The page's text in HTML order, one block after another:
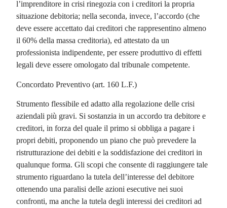
l’imprenditore in crisi rinegozia con i creditori la propria
situazione debitoria; nella seconda, invece, l’accordo (che
deve essere accettato dai creditori che rappresentino almeno
il 60% della massa creditoria), ed attestato da un
professionista indipendente, per essere produttivo di effetti
legali deve essere omologato dal tribunale competente.
Concordato Preventivo (art. 160 L.F.)
Strumento flessibile ed adatto alla regolazione delle crisi
aziendali più gravi. Si sostanzia in un accordo tra debitore e
creditori, in forza del quale il primo si obbliga a pagare i
propri debiti, proponendo un piano che può prevedere la
ristrutturazione dei debiti e la soddisfazione dei creditori in
qualunque forma. Gli scopi che consente di raggiungere tale
strumento riguardano la tutela dell’interesse del debitore
ottenendo una paralisi delle azioni esecutive nei suoi
confronti, ma anche la tutela degli interessi dei creditori ad